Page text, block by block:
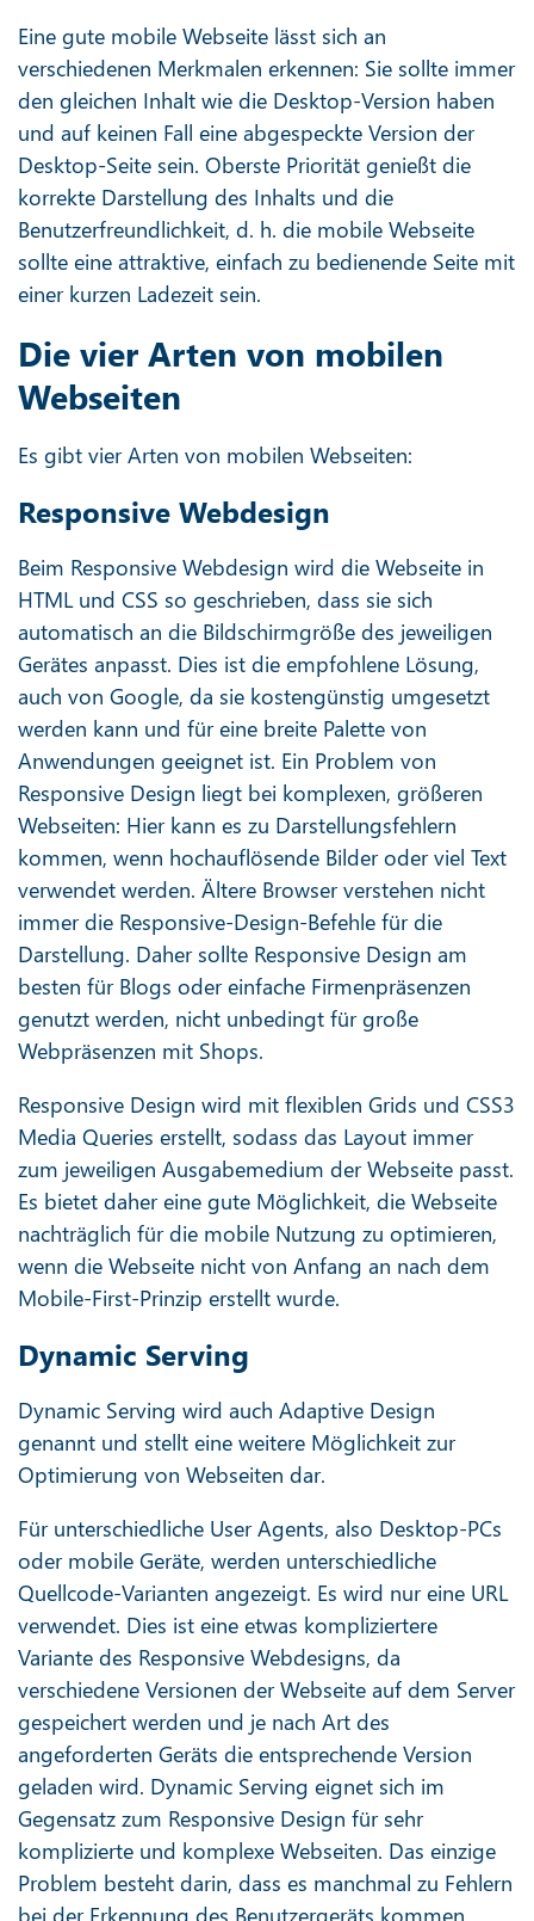
Eine gute mobile Webseite lässt sich an
verschiedenen Merkmalen erkennen: Sie sollte immer
den gleichen Inhalt wie die Desktop-Version haben
und auf keinen Fall eine abgespeckte Version der
Desktop-Seite sein. Oberste Priorität genießt die
korrekte Darstellung des Inhalts und die
Benutzerfreundlichkeit, d. h. die mobile Webseite
sollte eine attraktive, einfach zu bedienende Seite mit
einer kurzen Ladezeit sein.
Die vier Arten von mobilen
Webseiten
Es gibt vier Arten von mobilen Webseiten:
Responsive Webdesign
Beim Responsive Webdesign wird die Webseite in
HTML und CSS so geschrieben, dass sie sich
automatisch an die Bildschirmgröße des jeweiligen
Gerätes anpasst. Dies ist die empfohlene Lösung,
auch von Google, da sie kostengünstig umgesetzt
werden kann und für eine breite Palette von
Anwendungen geeignet ist. Ein Problem von
Responsive Design liegt bei komplexen, größeren
Webseiten: Hier kann es zu Darstellungsfehlern
kommen, wenn hochauflösende Bilder oder viel Text
verwendet werden. Ältere Browser verstehen nicht
immer die Responsive-Design-Befehle für die
Darstellung. Daher sollte Responsive Design am
besten für Blogs oder einfache Firmenpräsenzen
genutzt werden, nicht unbedingt für große
Webpräsenzen mit Shops.
Responsive Design wird mit flexiblen Grids und CSS3
Media Queries erstellt, sodass das Layout immer
zum jeweiligen Ausgabemedium der Webseite passt.
Es bietet daher eine gute Möglichkeit, die Webseite
nachträglich für die mobile Nutzung zu optimieren,
wenn die Webseite nicht von Anfang an nach dem
Mobile-First-Prinzip erstellt wurde.
Dynamic Serving
Dynamic Serving wird auch Adaptive Design
genannt und stellt eine weitere Möglichkeit zur
Optimierung von Webseiten dar.
Für unterschiedliche User Agents, also Desktop-PCs
oder mobile Geräte, werden unterschiedliche
Quellcode-Varianten angezeigt. Es wird nur eine URL
verwendet. Dies ist eine etwas kompliziertere
Variante des Responsive Webdesigns, da
verschiedene Versionen der Webseite auf dem Server
gespeichert werden und je nach Art des
angeforderten Geräts die entsprechende Version
geladen wird. Dynamic Serving eignet sich im
Gegensatz zum Responsive Design für sehr
komplizierte und komplexe Webseiten. Das einzige
Problem besteht darin, dass es manchmal zu Fehlern
bei der Erkennung des Benutzergeräts kommen